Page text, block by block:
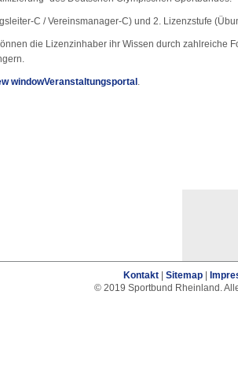
C / Vereinsmanager-C) und 2. Lizenzstufe
die Lizenzinhaber ihr Wissen durch zahlreiche
Veranstaltungsportal .
Kontakt Sitemap
© 2019 Sportbund Rheinland.